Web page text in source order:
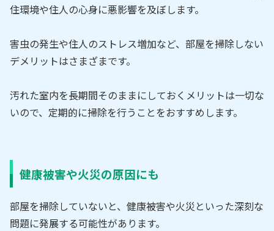
住環境や住人の心身に悪影響を及ぼします。
害虫の発生や住人のストレス増加など、部屋を掃除しない
デメリットはさまざまです。
汚れた室内を長期間そのままにしておくメリットは一切な
いので、定期的に掃除を行うことをおすすめします。
健康被害や火災の原因にも
部屋を掃除していないと、健康被害や火災といった深刻な
問題に発展する可能性があります。